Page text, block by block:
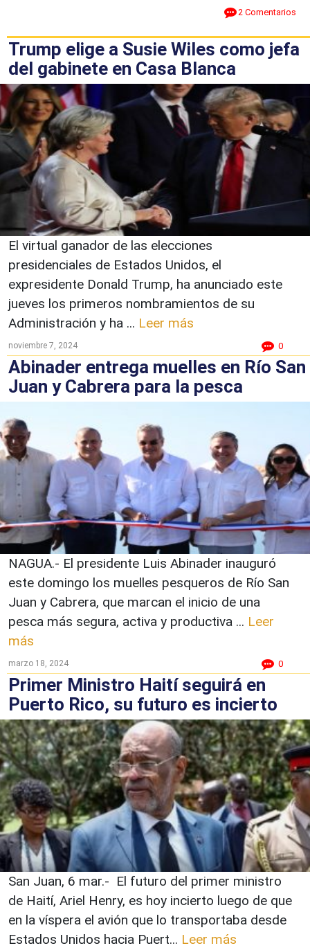
2 Comentarios
Trump elige a Susie Wiles como jefa
del gabinete en Casa Blanca
El virtual ganador de las elecciones
presidenciales de Estados Unidos, el
expresidente Donald Trump, ha anunciado este
jueves los primeros nombramientos de su
Administración y ha ... Leer más
noviembre 7, 2024 0
Abinader entrega muelles en Río San
Juan y Cabrera para la pesca
NAGUA.- El presidente Luis Abinader inauguró
este domingo los muelles pesqueros de Río San
Juan y Cabrera, que marcan el inicio de una
pesca más segura, activa y productiva ... Leer
más
marzo 18, 2024 0
Primer Ministro Haití seguirá en
Puerto Rico, su futuro es incierto
San Juan, 6 mar.- El futuro del primer ministro
de Haití, Ariel Henry, es hoy incierto luego de que
en la víspera el avión que lo transportaba desde
Estados Unidos hacia Puert... Leer más